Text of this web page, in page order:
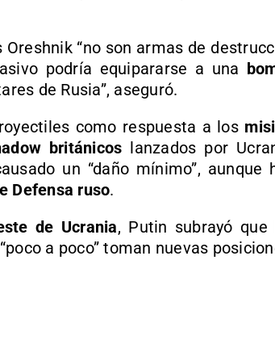
“no son armas de
podría equipararse a una
de Rusia”, aseguró.
como respuesta a los
británicos lanzados por
un “daño mínimo”, aunque
Defensa ruso.
de Ucrania, Putin subrayó que
a poco” toman nuevas